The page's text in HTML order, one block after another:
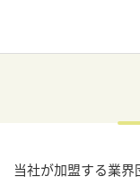
当社が加盟する業界